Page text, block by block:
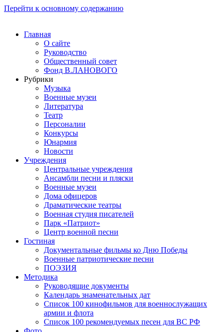
Перейти к основному содержанию
Главная
О сайте
Руководство
Общественный совет
Фонд В.ЛАНОВОГО
Рубрики
Музыка
Военные музеи
Литература
Театр
Персоналии
Конкурсы
Юнармия
Новости
Учреждения
Центральные учреждения
Ансамбли песни и пляски
Военные музеи
Дома офицеров
Драматические театры
Военная студия писателей
Парк «Патриот»
Центр военной песни
Гостиная
Документальные фильмы ко Дню Победы
Военные патриотические песни
ПОЭЗИЯ
Методика
Руководящие документы
Календарь знаменательных дат
Список 100 кинофильмов для военнослужащих
армии и флота
Список 100 рекомендуемых песен для ВС РФ